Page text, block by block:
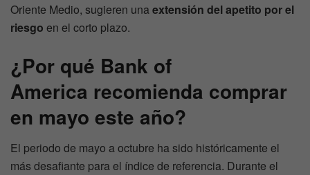
Oriente Medio, sugieren unaextensión del apetito por el
riesgo en el corto plazo.
¿Por qué Bank of
America recomienda comprar
en mayo este año?
El periodo de mayo a octubre ha sido históricamente el
más desafiante para el índice de referencia. Durante el